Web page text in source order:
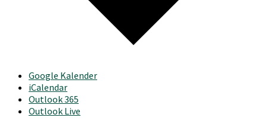
Google Kalender
iCalendar
Outlook 365
Outlook Live